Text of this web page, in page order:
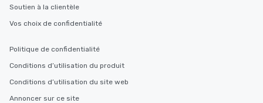
Soutien à la clientèle
Vos choix de confidentialité
Politique de confidentialité
Conditions d’utilisation du produit
Conditions d’utilisation du site web
Annoncer sur ce site